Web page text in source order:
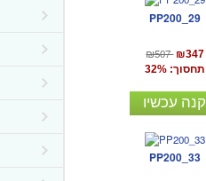
PP200_29
₪507 ₪347
תחסוך: 32%
קנה עכשיו
PP200_33